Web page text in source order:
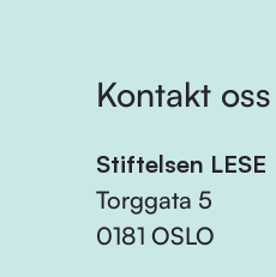
Kontakt oss
Stiftelsen LESE
Torggata 5
0181 OSLO